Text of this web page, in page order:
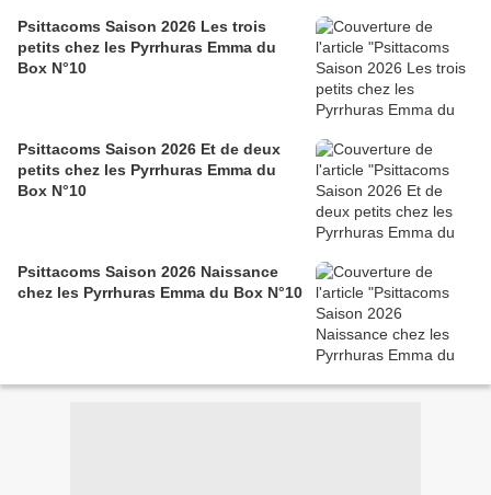
Psittacoms Saison 2026 Les trois
petits chez les Pyrrhuras Emma du
Box N°10
Psittacoms Saison 2026 Et de deux
petits chez les Pyrrhuras Emma du
Box N°10
Psittacoms Saison 2026 Naissance
chez les Pyrrhuras Emma du Box N°10